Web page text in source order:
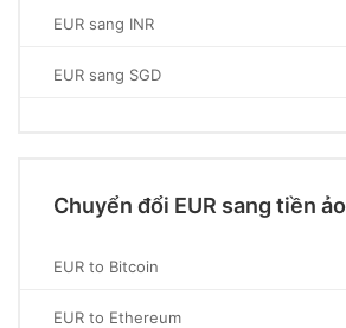
EUR sang INR
EUR sang SGD
Chuyển đổi EUR sang tiền ảo
EUR to Bitcoin
EUR to Ethereum